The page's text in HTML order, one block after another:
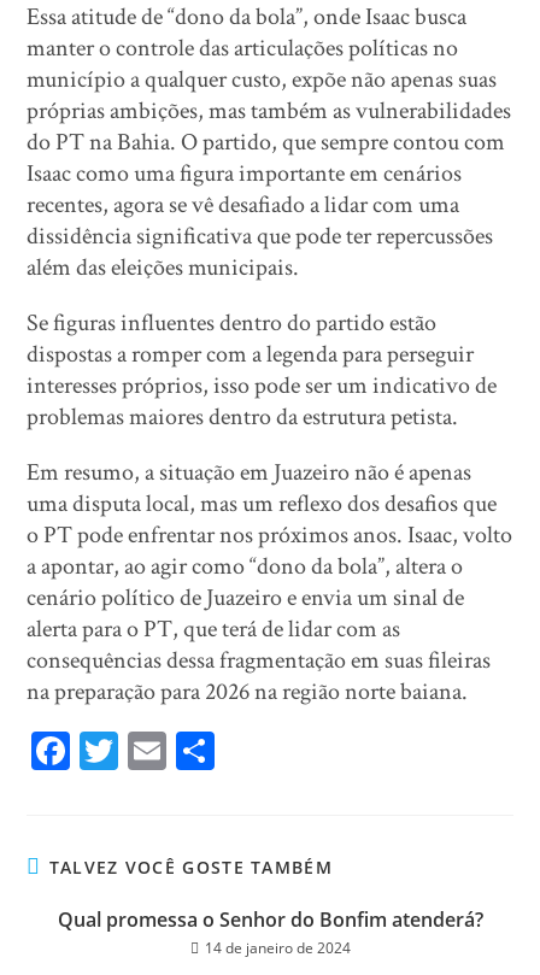
Essa atitude de “dono da bola”, onde Isaac busca
manter o controle das articulações políticas no
município a qualquer custo, expõe não apenas suas
próprias ambições, mas também as vulnerabilidades
do PT na Bahia. O partido, que sempre contou com
Isaac como uma figura importante em cenários
recentes, agora se vê desafiado a lidar com uma
dissidência significativa que pode ter repercussões
além das eleições municipais.
Se figuras influentes dentro do partido estão
dispostas a romper com a legenda para perseguir
interesses próprios, isso pode ser um indicativo de
problemas maiores dentro da estrutura petista.
Em resumo, a situação em Juazeiro não é apenas
uma disputa local, mas um reflexo dos desafios que
o PT pode enfrentar nos próximos anos. Isaac, volto
a apontar, ao agir como “dono da bola”, altera o
cenário político de Juazeiro e envia um sinal de
alerta para o PT, que terá de lidar com as
consequências dessa fragmentação em suas fileiras
na preparação para 2026 na região norte baiana.
Fa
ok
T
er
E
TALVEZ VOCÊ GOSTE TAMBÉM
Qual promessa o Senhor do Bonfim atenderá?
14 de janeiro de 2024